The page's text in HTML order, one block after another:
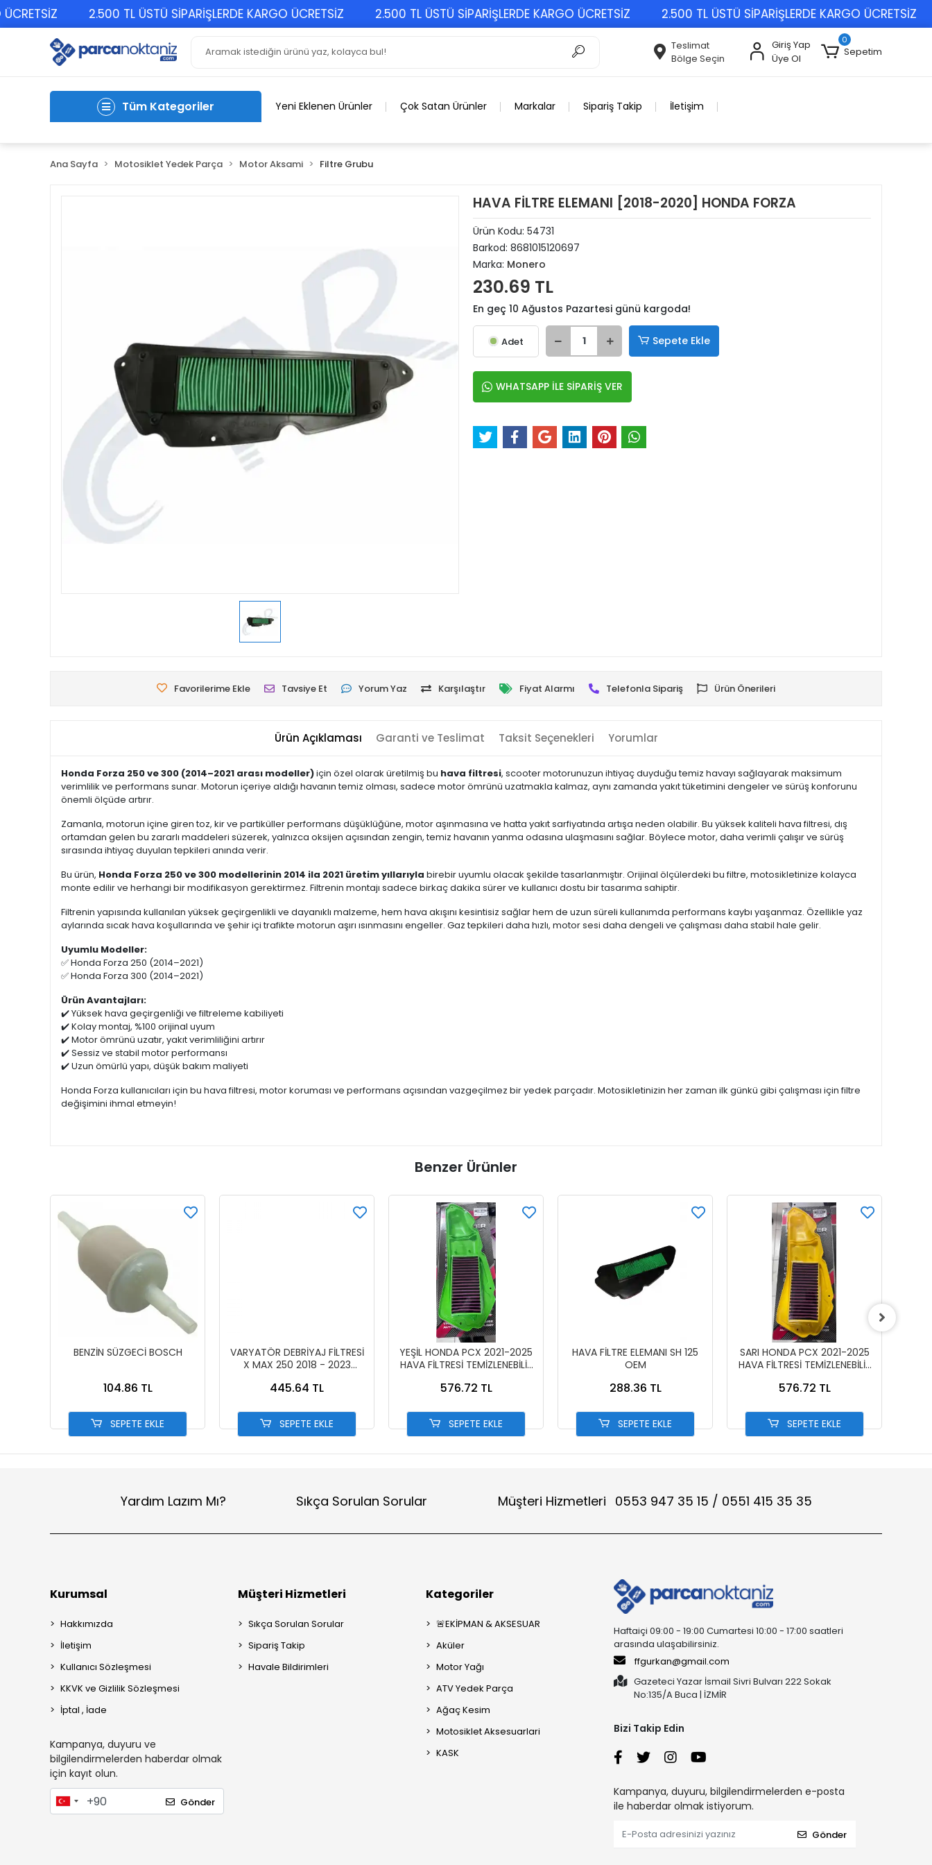
2.500 TL ÜSTÜ SİPARİŞLERDE KARGO ÜCRETSİZ 2.500 TL ÜSTÜ SİPARİŞLERDE KARGO ÜCRETSİZ 2.500 TL ÜSTÜ SİPARİŞLERDE KARGO ÜCRETSİZ
Teslimat
Bölge Seçin
Giriş Yap
Üye Ol
0
Sepetim
Tüm Kategoriler Yeni Eklenen Ürünler Çok Satan Ürünler Markalar Sipariş Takip İletişim
Ana Sayfa Motosiklet Yedek Parça Motor Aksami Filtre Grubu
HAVA FİLTRE ELEMANI [2018-2020] HONDA FORZA
Ürün Kodu: 54731
Barkod: 8681015120697
Marka: Monero
230.69 TL
En geç 10 Ağustos Pazartesi günü kargoda!
Adet Sepete Ekle
WHATSAPP İLE SİPARİŞ VER
Favorilerime Ekle Tavsiye Et Yorum Yaz Karşılaştır Fiyat Alarmı Telefonla Sipariş Ürün Önerileri
Ürün Açıklaması Garanti ve Teslimat Taksit Seçenekleri Yorumlar
Honda Forza 250 ve 300 (2014–2021 arası modeller)için özel olarak üretilmiş bu hava filtresi, scooter motorunuzun ihtiyaç duyduğu temiz havayı sağlayarak maksimum
verimlilik ve performans sunar. Motorun içeriye aldığı havanın temiz olması, sadece motor ömrünü uzatmakla kalmaz, aynı zamanda yakıt tüketimini dengeler ve sürüş konforunu
önemli ölçüde artırır.
Zamanla, motorun içine giren toz, kir ve partiküller performans düşüklüğüne, motor aşınmasına ve hatta yakıt sarfiyatında artışa neden olabilir. Bu yüksek kaliteli hava filtresi, dış
ortamdan gelen bu zararlı maddeleri süzerek, yalnızca oksijen açısından zengin, temiz havanın yanma odasına ulaşmasını sağlar. Böylece motor, daha verimli çalışır ve sürüş
sırasında ihtiyaç duyulan tepkileri anında verir.
Bu ürün, Honda Forza 250 ve 300 modellerinin 2014 ila 2021 üretim yıllarıyla birebir uyumlu olacak şekilde tasarlanmıştır. Orijinal ölçülerdeki bu filtre, motosikletinize kolayca
monte edilir ve herhangi bir modifikasyon gerektirmez. Filtrenin montajı sadece birkaç dakika sürer ve kullanıcı dostu bir tasarıma sahiptir.
Filtrenin yapısında kullanılan yüksek geçirgenlikli ve dayanıklı malzeme, hem hava akışını kesintisiz sağlar hem de uzun süreli kullanımda performans kaybı yaşanmaz. Özellikle yaz
aylarında sıcak hava koşullarında ve şehir içi trafikte motorun aşırı ısınmasını engeller. Gaz tepkileri daha hızlı, motor sesi daha dengeli ve çalışması daha stabil hale gelir.
Uyumlu Modeller:
✅ Honda Forza 250 (2014–2021)
✅ Honda Forza 300 (2014–2021)
Ürün Avantajları:
✔️ Yüksek hava geçirgenliği ve filtreleme kabiliyeti
✔️ Kolay montaj, %100 orijinal uyum
✔️ Motor ömrünü uzatır, yakıt verimliliğini artırır
✔️ Sessiz ve stabil motor performansı
✔️ Uzun ömürlü yapı, düşük bakım maliyeti
Honda Forza kullanıcıları için bu hava filtresi, motor koruması ve performans açısından vazgeçilmez bir yedek parçadır. Motosikletinizin her zaman ilk günkü gibi çalışması için filtre
değişimini ihmal etmeyin!
Benzer Ürünler
BENZİN SÜZGECİ BOSCH
104.86 TL
SEPETE EKLE
VARYATÖR DEBRİYAJ FİLTRESİ
X MAX 250 2018 - 2023
445.64 TL
SEPETE EKLE
YEŞİL HONDA PCX 2021-2025
HAVA FİLTRESİ TEMİZLENEBİLİR
576.72 TL
SEPETE EKLE
HAVA FİLTRE ELEMANI SH 125
OEM
288.36 TL
SEPETE EKLE
SARI HONDA PCX 2021-2025
HAVA FİLTRESİ TEMİZLENEBİLİR
576.72 TL
SEPETE EKLE
Yardım Lazım Mı? Sıkça Sorulan Sorular Müşteri Hizmetleri 0553 947 35 15 / 0551 415 35 35
Kurumsal
Hakkımızda
İletişim
Kullanıcı Sözleşmesi
KKVK ve Gizlilik Sözleşmesi
İptal , İade
Kampanya, duyuru ve
bilgilendirmelerden haberdar olmak
için kayıt olun.
Gönder
Müşteri Hizmetleri
Sıkça Sorulan Sorular
Sipariş Takip
Havale Bildirimleri
Kategoriler
🚨EKİPMAN & AKSESUAR
Aküler
Motor Yağı
ATV Yedek Parça
Ağaç Kesim
Motosiklet Aksesuarlari
KASK
Haftaiçi 09:00 - 19:00 Cumartesi 10:00 - 17:00 saatleri
arasında ulaşabilirsiniz.
ffgurkan@gmail.com
Gazeteci Yazar İsmail Sivri Bulvarı 222 Sokak
No:135/A Buca | İZMİR
Bizi Takip Edin
Kampanya, duyuru, bilgilendirmelerden e-posta
ile haberdar olmak istiyorum.
Gönder